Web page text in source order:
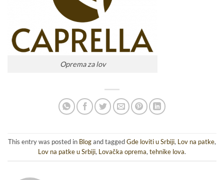
Oprema za lov
This entry was posted in Blogand taggedGde loviti u Srbiji, Lov na patke,
Lov na patke u Srbiji, Lovačka oprema,tehnike lova.